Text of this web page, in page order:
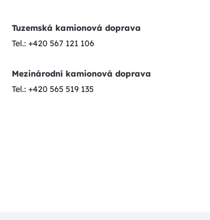
Tuzemská kamionová doprava
Tel.: +420 567 121 106
Mezinárodní kamionová doprava
Tel.: +420 565 519 135